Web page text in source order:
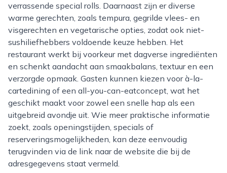
verrassende special rolls. Daarnaast zijn er diverse
warme gerechten, zoals tempura, gegrilde vlees- en
visgerechten en vegetarische opties, zodat ook niet-
sushiliefhebbers voldoende keuze hebben. Het
restaurant werkt bij voorkeur met dagverse ingrediënten
en schenkt aandacht aan smaakbalans, textuur en een
verzorgde opmaak. Gasten kunnen kiezen voor à-la-
cartedining of een all-you-can-eatconcept, wat het
geschikt maakt voor zowel een snelle hap als een
uitgebreid avondje uit. Wie meer praktische informatie
zoekt, zoals openingstijden, specials of
reserveringsmogelijkheden, kan deze eenvoudig
terugvinden via de link naar de website die bij de
adresgegevens staat vermeld.